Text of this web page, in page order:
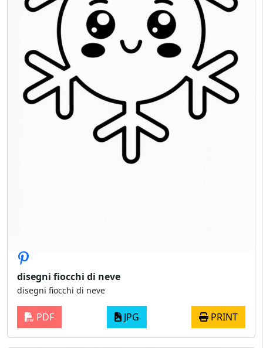
disegni fiocchi di neve
disegni fiocchi di neve
PDF JPG PRINT